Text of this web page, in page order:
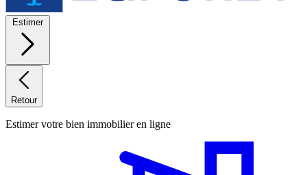
Estimer
Retour
Estimer votre bien immobilier en ligne